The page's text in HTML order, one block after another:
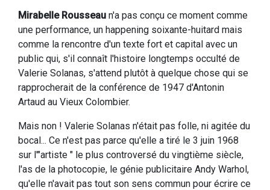
Mirabelle Rousseau n'a pas conçu ce moment comme
une performance, un happening soixante-huitard mais
comme la rencontre d'un texte fort et capital avec un
public qui, s'il connaît l'histoire longtemps occulté de
Valerie Solanas, s'attend plutôt à quelque chose qui se
rapprocherait de la conférence de 1947 d'Antonin
Artaud au Vieux Colombier.
Mais non ! Valerie Solanas n'était pas folle, ni agitée du
bocal... Ce n'est pas parce qu'elle a tiré le 3 juin 1968
sur l'"artiste " le plus controversé du vingtième siècle,
l'as de la photocopie, le génie publicitaire Andy Warhol,
qu'elle n'avait pas tout son sens commun pour écrire ce